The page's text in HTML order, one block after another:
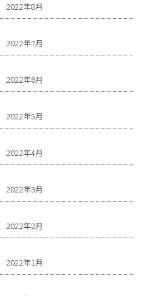
2022年8月
2022年7月
2022年6月
2022年5月
2022年4月
2022年3月
2022年2月
2022年1月